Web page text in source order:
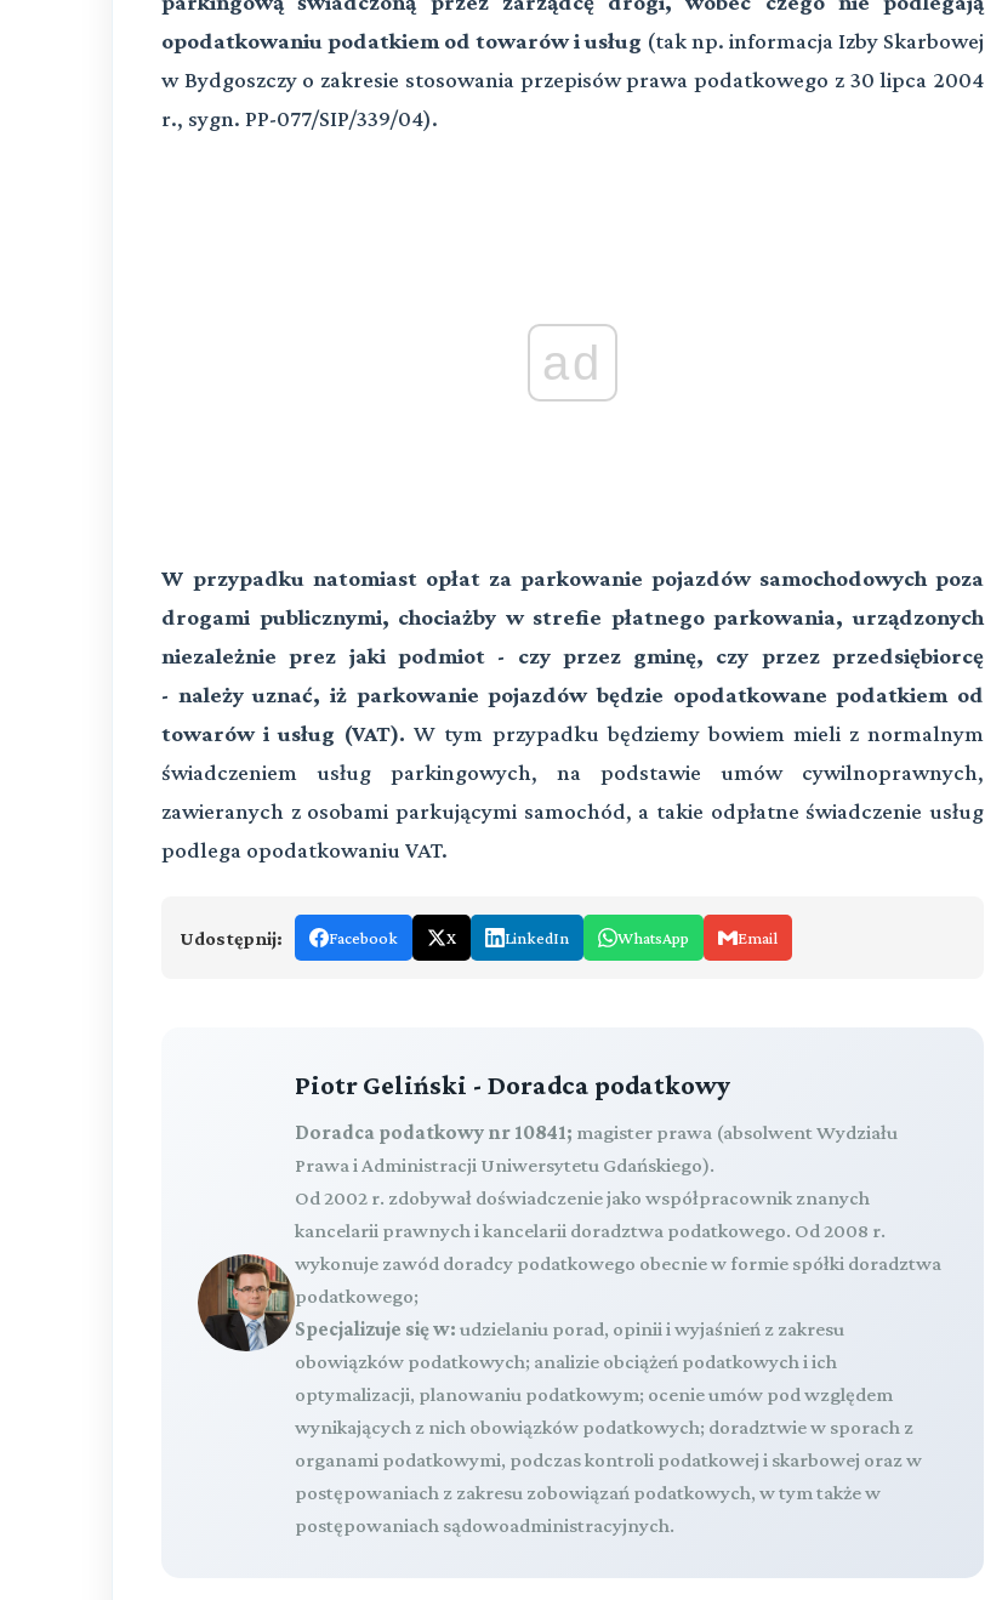
opodatkowaniu podatkiem od towarów i usług (tak np. informacja Izby Skarbowej
w Bydgoszczy o zakresie stosowania przepisów prawa podatkowego z 30 lipca 2004
r., sygn. PP-077/SIP/339/04).
ad
W przypadku natomiast opłat za parkowanie pojazdów samochodowych poza
drogami publicznymi, chociażby w strefie płatnego parkowania, urządzonych
niezależnie prez jaki podmiot - czy przez gminę, czy przez przedsiębiorcę
- należy uznać, iż parkowanie pojazdów będzie opodatkowane podatkiem od
towarów i usług (VAT). W tym przypadku będziemy bowiem mieli z normalnym
świadczeniem usług parkingowych, na podstawie umów cywilnoprawnych,
zawieranych z osobami parkującymi samochód, a takie odpłatne świadczenie usług
podlega opodatkowaniu VAT.
Udostępnij: Facebook X LinkedIn WhatsApp Email
Piotr Geliński - Doradca podatkowy
Doradca podatkowy nr 10841; magister prawa (absolwent Wydziału
Prawa i Administracji Uniwersytetu Gdańskiego).
Od 2002 r. zdobywał doświadczenie jako współpracownik znanych
kancelarii prawnych i kancelarii doradztwa podatkowego. Od 2008 r.
wykonuje zawód doradcy podatkowego obecnie w formie spółki doradztwa
podatkowego;
Specjalizuje się w: udzielaniu porad, opinii i wyjaśnień z zakresu
obowiązków podatkowych; analizie obciążeń podatkowych i ich
optymalizacji, planowaniu podatkowym; ocenie umów pod względem
wynikających z nich obowiązków podatkowych; doradztwie w sporach z
organami podatkowymi, podczas kontroli podatkowej i skarbowej oraz w
postępowaniach z zakresu zobowiązań podatkowych, w tym także w
postępowaniach sądowoadministracyjnych.